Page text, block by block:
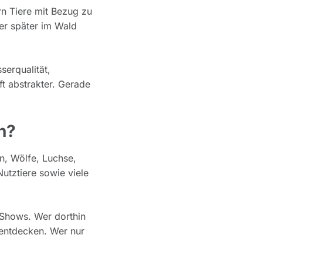
Tiere mit Bezug zu
später im Wald
abstrakter. Gerade
Wölfe, Luchse,
sowie viele
Wer dorthin
Wer nur